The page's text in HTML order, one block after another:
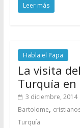
Leer más
Habla el Papa
La visita
Turquía en
3 diciembre, 2014
Bartolome,
Turquía